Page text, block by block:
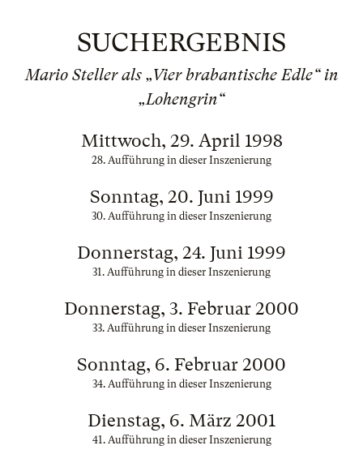
SUCHERGEBNIS
Mario Steller als „Vier brabantische Edle“ in
„Lohengrin“
Mittwoch, 29. April 1998
28. Aufführung in dieser Inszenierung
Sonntag, 20. Juni 1999
30. Aufführung in dieser Inszenierung
Donnerstag, 24. Juni 1999
31. Aufführung in dieser Inszenierung
Donnerstag, 3. Februar 2000
33. Aufführung in dieser Inszenierung
Sonntag, 6. Februar 2000
34. Aufführung in dieser Inszenierung
Dienstag, 6. März 2001
41. Aufführung in dieser Inszenierung